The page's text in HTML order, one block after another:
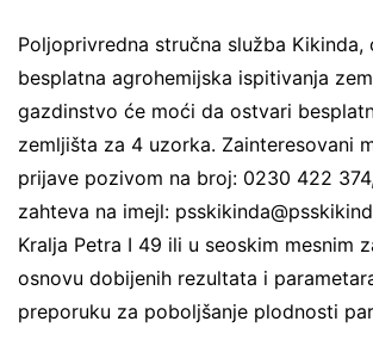
Poljoprivredna stručna služba Kikinda,
besplatna agrohemijska ispitivanja
gazdinstvo će moći da ostvari
zemljišta za 4 uzorka. Zainteresovani
prijave pozivom na broj: 0230 422
zahteva na imejl:
Kralja Petra I 49 ili u seoskim mesnim
osnovu dobijenih rezultata i
preporuku za poboljšanje plodnosti